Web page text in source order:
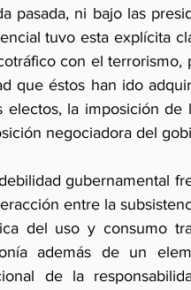
pasada, ni bajo las
tuvo esta explícita
con el
que éstos han ido
electos, la imposición
negociadora del
gubernamental
entre la
del uso y consumo
además de un
de la